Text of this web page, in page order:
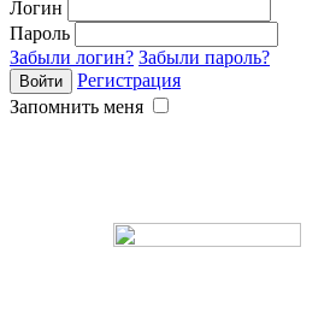
Логин
Пароль
Забыли логин? Забыли пароль?
Регистрация
Запомнить меня